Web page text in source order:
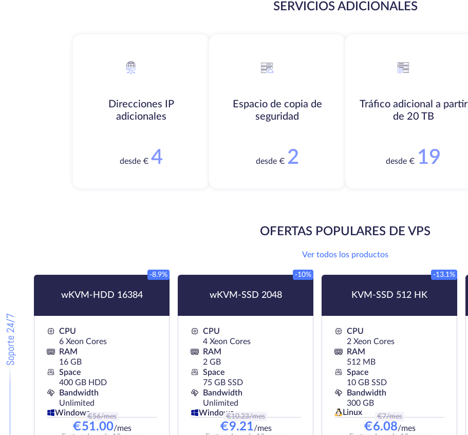
Soporte 24/7
SERVICIOS ADICIONALES
Direcciones IP
adicionales
desde € 4
Espacio de copia de
seguridad
desde € 2
Tráfico adicional a partir
de 20 TB
desde € 19
OFERTAS POPULARES DE VPS
Ver todos los productos
wKVM-HDD 16384
-8.9%
CPU
6 Xeon Cores
RAM
16 GB
Space
400 GB HDD
Bandwidth
Unlimited
Windows€56/mes
€51.00/mes
wKVM-SSD 2048
-10%
CPU
4 Xeon Cores
RAM
2 GB
Space
75 GB SSD
Bandwidth
Unlimited
Windows
€10.23/mes
€9.21/mes
KVM-SSD 512 HK
-13.1%
CPU
2 Xeon Cores
RAM
512 MB
Space
10 GB SSD
Bandwidth
300 GB
Linux
€7/mes
€6.08/mes